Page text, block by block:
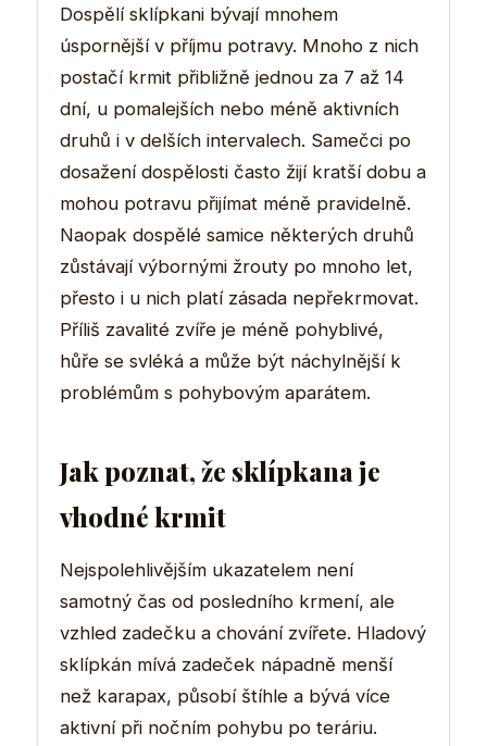
Dospělí sklípkani bývají mnohem
úspornější v příjmu potravy. Mnoho z nich
postačí krmit přibližně jednou za 7 až 14
dní, u pomalejších nebo méně aktivních
druhů i v delších intervalech. Samečci po
dosažení dospělosti často žijí kratší dobu a
mohou potravu přijímat méně pravidelně.
Naopak dospělé samice některých druhů
zůstávají výbornými žrouty po mnoho let,
přesto i u nich platí zásada nepřekrmovat.
Příliš zavalité zvíře je méně pohyblivé,
hůře se svléká a může být náchylnější k
problémům s pohybovým aparátem.
Jak poznat, že sklípkana je
vhodné krmit
Nejspolehlivějším ukazatelem není
samotný čas od posledního krmení, ale
vzhled zadečku a chování zvířete. Hladový
sklípkán mívá zadeček nápadně menší
než karapax, působí štíhle a bývá více
aktivní při nočním pohybu po teráriu.